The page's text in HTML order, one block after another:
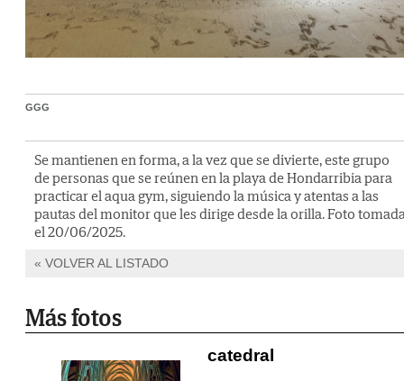
GGG
Se mantienen en forma, a la vez que se divierte, este grupo
de personas que se reúnen en la playa de Hondarribia para
practicar el aqua gym, siguiendo la música y atentas a las
pautas del monitor que les dirige desde la orilla. Foto
el 20/06/2025.
VOLVER AL LISTADO
Más fotos
catedral